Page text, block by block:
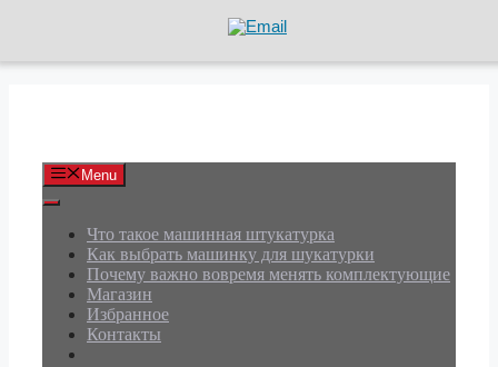
Menu
Что такое машинная штукатурка
Как выбрать машинку для шукатурки
Почему важно вовремя менять комплектующие
Магазин
Избранное
Контакты